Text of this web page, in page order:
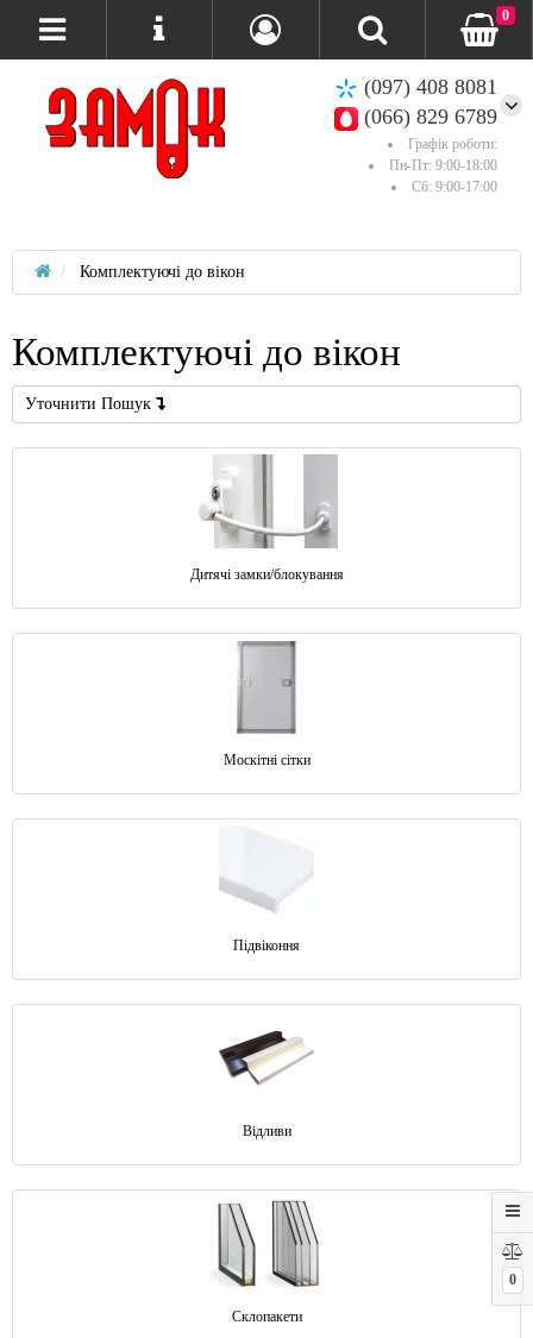
0
(097) 408 8081
(066) 829 6789
Графік роботи:
Пн-Пт: 9:00-18:00
Сб: 9:00-17:00
0
Комплектуючі до вікон
Комплектуючі до вікон
Уточнити Пошук
Дитячі замки/блокування
Москітні сітки
Підвіконня
Відливи
Склопакети